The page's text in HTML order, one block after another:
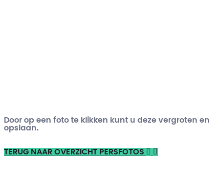
Door op een foto te klikken kunt u deze vergroten en
opslaan.
TERUG NAAR OVERZICHT PERSFOTOS